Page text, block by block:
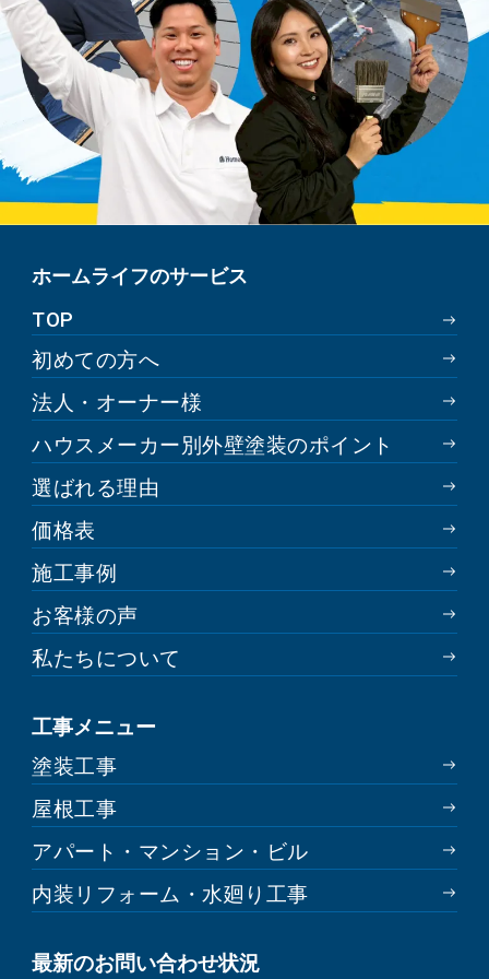
ホームライフのサービス
TOP
初めての方へ
法人・オーナー様
ハウスメーカー別外壁塗装のポイント
選ばれる理由
価格表
施工事例
お客様の声
私たちについて
工事メニュー
塗装工事
屋根工事
アパート・マンション・ビル
内装リフォーム・水廻り工事
最新のお問い合わせ状況